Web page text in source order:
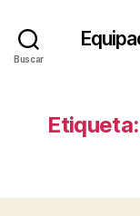
Buscar
Etiqueta: